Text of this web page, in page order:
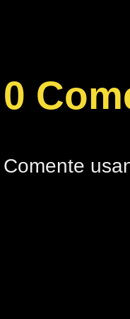
0
Comente